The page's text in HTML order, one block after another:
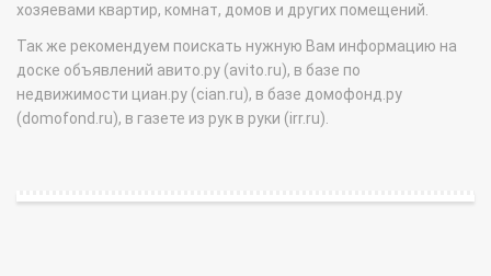
хозяевами квартир, комнат, домов и других помещений.
Так же рекомендуем поискать нужную Вам информацию на
доске объявлений авито.ру (avito.ru), в базе по
недвижимости циан.ру (cian.ru), в базе домофонд.ру
(domofond.ru), в газете из рук в руки (irr.ru).